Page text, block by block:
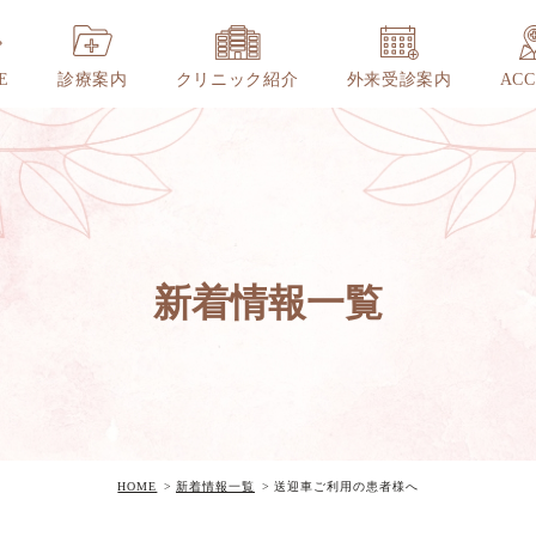
診療案内 クリニック紹介 外来受診案内
新着情報一覧
HOME 新着情報一覧 送迎車ご利用の患者様へ